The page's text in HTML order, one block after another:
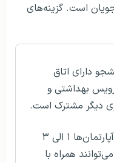
است. گزینه‌های
دارای اتاق
بهداشتی و
آپارتمان‌های خانوادگی: این آپارتمان‌ها ۱ الی ۳
همراه با